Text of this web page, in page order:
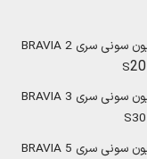
تلویزیون سونی سری BRAVIA 2
20
تلویزیون سونی سری BRAVIA 3
تلویزیون سونی سری BRAVIA 5